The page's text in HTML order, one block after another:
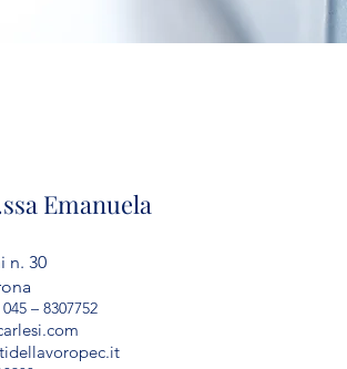
Emanuela
n. 30
– 8307752